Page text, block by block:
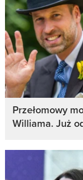
Przełomowy
Williama. Już